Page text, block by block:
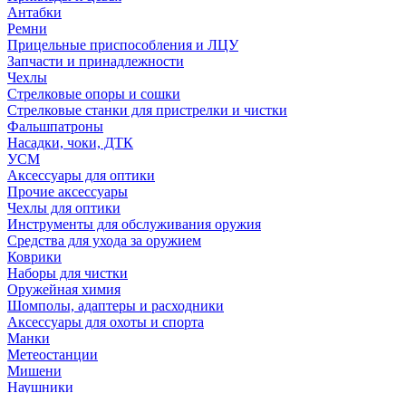
Антабки
Ремни
Прицельные приспособления и ЛЦУ
Запчасти и принадлежности
Чехлы
Стрелковые опоры и сошки
Стрелковые станки для пристрелки и чистки
Фальшпатроны
Насадки, чоки, ДТК
УСМ
Аксессуары для оптики
Прочие аксессуары
Чехлы для оптики
Инструменты для обслуживания оружия
Средства для ухода за оружием
Коврики
Наборы для чистки
Оружейная химия
Шомполы, адаптеры и расходники
Аксессуары для охоты и спорта
Манки
Метеостанции
Мишени
Наушники